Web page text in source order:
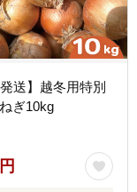
発送】越冬用特別
ぎ10kg